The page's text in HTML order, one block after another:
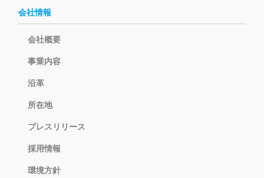
会社情報
会社概要
事業内容
沿革
所在地
プレスリリース
採用情報
環境方針